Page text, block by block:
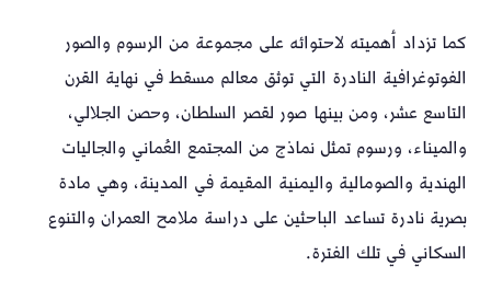
كما تزداد أهميته لاحتوائه على مجموعة من الرسوم والصور
الفوتوغرافية النادرة التي توثق معالم مسقط في نهاية القرن
التاسع عشر، ومن بينها صور لقصر السلطان، وحصن الجلالي،
والميناء، ورسوم تمثل نماذج من المجتمع العُماني والجاليات
الهندية والصومالية واليمنية المقيمة في المدينة، وهي مادة
بصرية نادرة تساعد الباحثين على دراسة ملامح العمران والتنوع
السكاني في تلك الفترة.